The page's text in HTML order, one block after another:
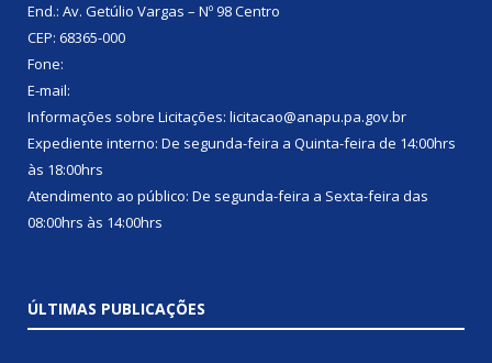
End.: Av. Getúlio Vargas – Nº 98 Centro
CEP: 68365-000
Fone:
E-mail:
Informações sobre Licitações: licitacao@anapu.pa.gov.br
Expediente interno: De segunda-feira a Quinta-feira de 14:00hrs
às 18:00hrs
Atendimento ao público: De segunda-feira a Sexta-feira das
08:00hrs às 14:00hrs
ÚLTIMAS PUBLICAÇÕES